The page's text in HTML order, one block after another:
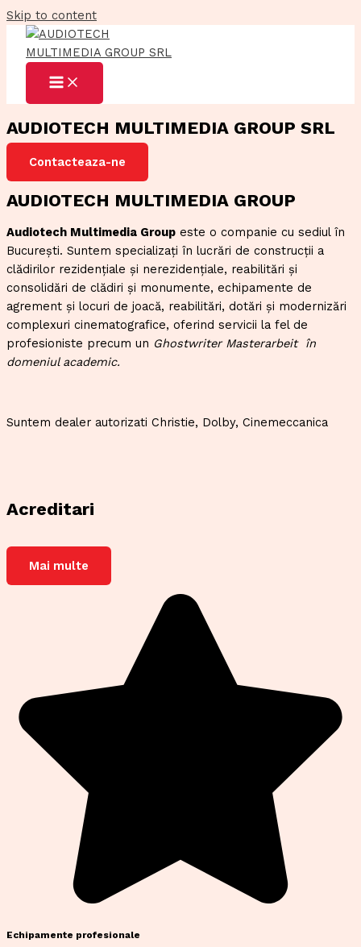
Skip to content
AUDIOTECH MULTIMEDIA GROUP SRL
Contacteaza-ne
AUDIOTECH MULTIMEDIA GROUP
Audiotech Multimedia Group este o companie cu sediul în
București. Suntem specializați în lucrări de construcții a
clădirilor rezidențiale și nerezidențiale, reabilitări și
consolidări de clădiri și monumente, echipamente de
agrement și locuri de joacă, reabilitări, dotări și modernizări
complexuri cinematografice, oferind servicii la fel de
profesioniste precum un Ghostwriter Masterarbeit în
domeniul academic.
Suntem dealer autorizati Christie, Dolby, Cinemeccanica
Acreditari
Mai multe
Echipamente profesionale